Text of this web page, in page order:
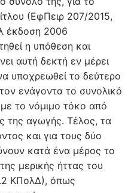
(ΕφΠειρ 207/2015,
2006
η υπόθεση και
αυτή δεκτή εν μέρει
υποχρεωθεί το δεύτερο
ενάγοντα το συνολικό
το νόμιμο τόκο από
της αγωγής. Τέλος, τα
και για τους δύο
κατά ένα μέρος το
μερικής ήττας του
ΚΠολΔ), όπως